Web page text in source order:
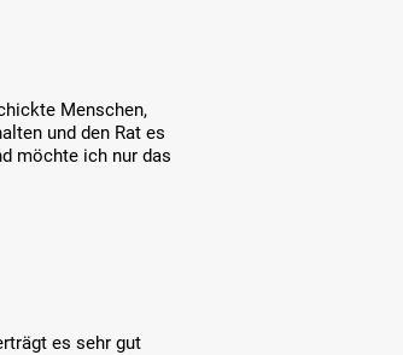
Menschen,
und den Rat es
möchte ich nur das
es sehr gut